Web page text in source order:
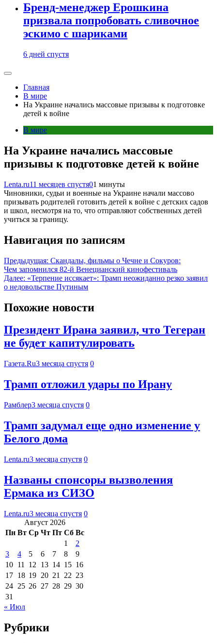
Бренд-менеджер Ерошкина
призвала попробовать сливочное
эскимо с шариками
6 дней спустя
Главная
В мире
На Украине начались массовые призывы к подготовке
детей к войне
В мире
На Украине начались массовые
призывы к подготовке детей к войне
Lenta.ru11 месяцев спустя01 минуты
Чиновники, судьи и военные на Украине начали массово
призывать родителей готовить детей к войне с детских садов
и школ, несмотря на то, что отправляют собственных детей
учиться за границу.
Навигация по записям
Предыдущая: Скандалы, фильмы о Чечне и Сокуров:
Чем запомнился 82-й Венецианский кинофестиваль
Далее: «Терпение иссякает»: Трамп неожиданно резко заявил
о недовольстве Путиным
Похожие новости
Президент Ирана заявил, что Тегеран
не будет капитулировать
Газета.Ru3 месяца спустя 0
Трамп отложил удары по Ирану
Рамблер3 месяца спустя 0
Трамп задумал еще одно изменение у
Белого дома
Lenta.ru3 месяца спустя 0
Названы спонсоры вызволения
Ермака из СИЗО
Lenta.ru3 месяца спустя 0
Август 2026
Пн Вт Ср Чт Пт Сб Вс
1
2
3
4 5 6 7 8
9
10 11 12 13 14 15 16
17 18 19 20 21 22 23
24 25 26 27 28 29 30
31
« Июл
Рубрики